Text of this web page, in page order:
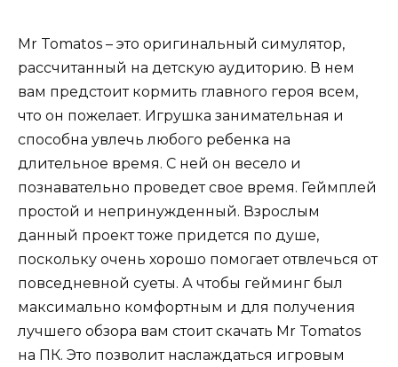
Mr Tomatos – это оригинальный симулятор,
рассчитанный на детскую аудиторию. В нем
вам предстоит кормить главного героя всем,
что он пожелает. Игрушка занимательная и
способна увлечь любого ребенка на
длительное время. С ней он весело и
познавательно проведет свое время. Геймплей
простой и непринужденный. Взрослым
данный проект тоже придется по душе,
поскольку очень хорошо помогает отвлечься от
повседневной суеты. А чтобы гейминг был
максимально комфортным и для получения
лучшего обзора вам стоит скачать Mr Tomatos
на ПК. Это позволит наслаждаться игровым